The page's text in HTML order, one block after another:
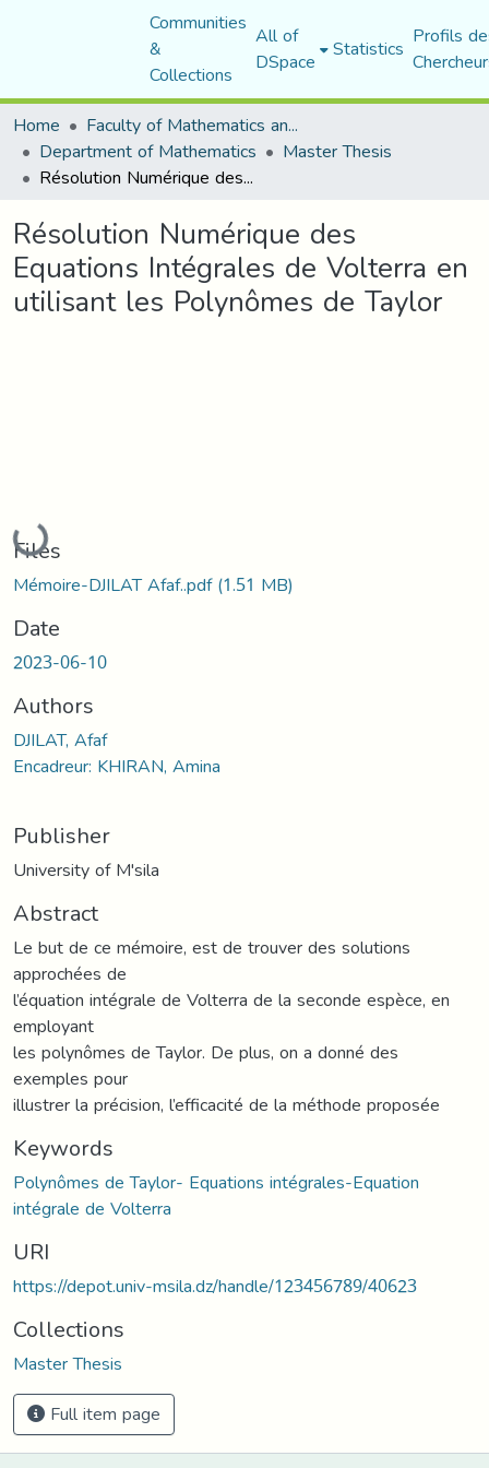
Communities
&
Collections
All of
DSpace Statistics Profils
Home
Faculty of Mathematics and Computer Science
Department of Mathematics Master Thesis
Résolution Numérique des Equations Intégrales de Volterra en utilisant les Polynômes de Taylor
Résolution Numérique des
Equations Intégrales de Volterra en
utilisant les Polynômes de Taylor
Loading...
Files
Mémoire-DJILAT Afaf..pdf(1.51 MB)
Date
2023-06-10
Authors
DJILAT, Afaf
Encadreur: KHIRAN, Amina
Publisher
University of M'sila
Abstract
Le but de ce mémoire, est de trouver des solutions
approchées de
l’équation intégrale de Volterra de la seconde espèce, en
employant
les polynômes de Taylor. De plus, on a donné des
exemples pour
illustrer la précision, l’efficacité de la méthode proposée
Keywords
Polynômes de Taylor- Equations intégrales-Equation
intégrale de Volterra
URI
https://depot.univ-msila.dz/handle/123456789/40623
Collections
Master Thesis
Full item page